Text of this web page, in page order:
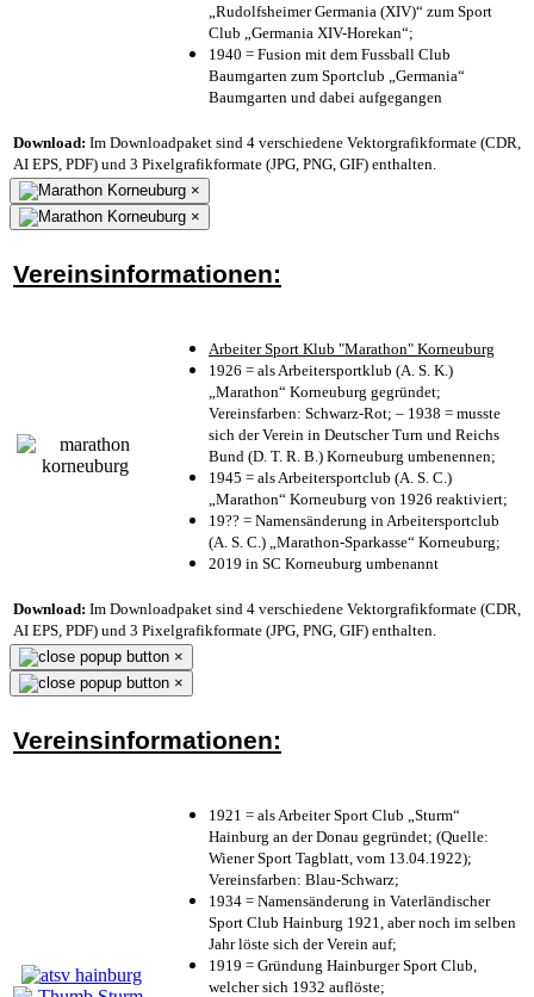
„Rudolfsheimer Germania (XIV)“ zum Sport
Club „Germania XIV-Horekan“;
1940 = Fusion mit dem Fussball Club
Baumgarten zum Sportclub „Germania“
Baumgarten und dabei aufgegangen
Download: Im Downloadpaket sind 4 verschiedene Vektorgrafikformate (CDR,
AI EPS, PDF) und 3 Pixelgrafikformate (JPG, PNG, GIF) enthalten.
×
×
Vereinsinformationen:
Arbeiter Sport Klub "Marathon" Korneuburg
1926 = als Arbeitersportklub (A. S. K.)
„Marathon“ Korneuburg gegründet;
Vereinsfarben: Schwarz-Rot; – 1938 = musste
sich der Verein in Deutscher Turn und Reichs
Bund (D. T. R. B.) Korneuburg umbenennen;
1945 = als Arbeitersportclub (A. S. C.)
„Marathon“ Korneuburg von 1926 reaktiviert;
19?? = Namensänderung in Arbeitersportclub
(A. S. C.) „Marathon-Sparkasse“ Korneuburg;
2019 in SC Korneuburg umbenannt
Download: Im Downloadpaket sind 4 verschiedene Vektorgrafikformate (CDR,
AI EPS, PDF) und 3 Pixelgrafikformate (JPG, PNG, GIF) enthalten.
×
×
Vereinsinformationen:
1921 = als Arbeiter Sport Club „Sturm“
Hainburg an der Donau gegründet; (Quelle:
Wiener Sport Tagblatt, vom 13.04.1922);
Vereinsfarben: Blau-Schwarz;
1934 = Namensänderung in Vaterländischer
Sport Club Hainburg 1921, aber noch im selben
Jahr löste sich der Verein auf;
1919 = Gründung Hainburger Sport Club,
welcher sich 1932 auflöste;